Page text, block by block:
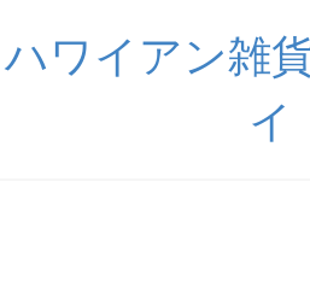
ハワイアン雑
イ